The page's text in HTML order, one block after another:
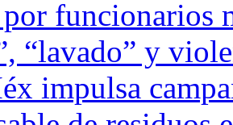
funcionarios
“lavado” y
impulsa